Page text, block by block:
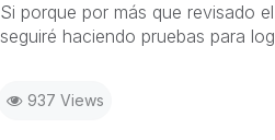
Si porque por más que revisado
seguiré haciendo pruebas para
937 Views